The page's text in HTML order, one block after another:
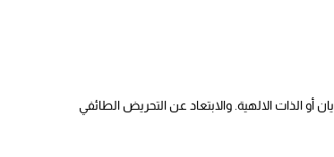
أو الذات الالهية. والابتعاد عن التحريض الطائفي